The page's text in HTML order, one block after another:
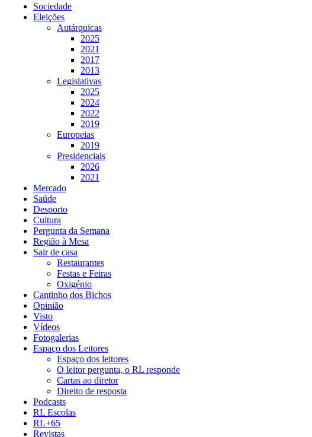
Sociedade
Eleições
Autárquicas
2025
2021
2017
2013
Legislativas
2025
2024
2022
2019
Europeias
2019
Presidenciais
2026
2021
Mercado
Saúde
Desporto
Cultura
Pergunta da Semana
Região à Mesa
Sair de casa
Restaurantes
Festas e Feiras
Oxigénio
Cantinho dos Bichos
Opinião
Visto
Vídeos
Fotogalerias
Espaço dos Leitores
Espaço dos leitores
O leitor pergunta, o RL responde
Cartas ao diretor
Direito de resposta
Podcasts
RL Escolas
RL+65
Revistas